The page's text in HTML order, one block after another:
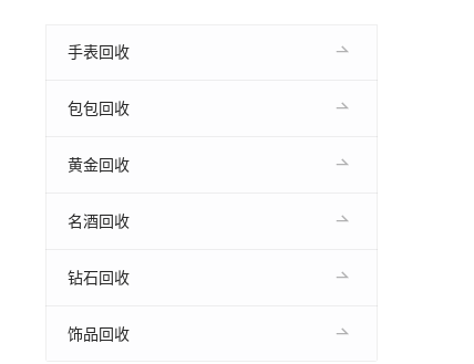
手表回收
包包回收
黄金回收
名酒回收
钻石回收
饰品回收